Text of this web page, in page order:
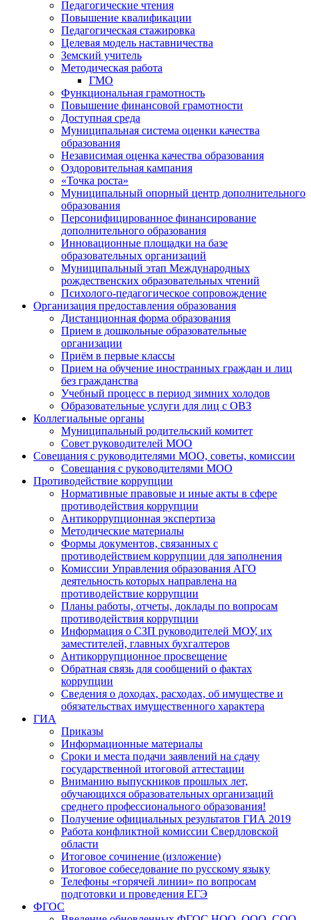
Педагогические чтения
Повышение квалификации
Педагогическая стажировка
Целевая модель наставничества
Земский учитель
Методическая работа
ГМО
Функциональная грамотность
Повышение финансовой грамотности
Доступная среда
Муниципальная система оценки качества
образования
Независимая оценка качества образования
Оздоровительная кампания
«Точка роста»
Муниципальный опорный центр дополнительного
образования
Персонифицированное финансирование
дополнительного образования
Инновационные площадки на базе
образовательных организаций
Муниципальный этап Международных
рождественских образовательных чтений
Психолого-педагогическое сопровождение
Организация предоставления образования
Дистанционная форма образования
Прием в дошкольные образовательные
организации
Приём в первые классы
Прием на обучение иностранных граждан и лиц
без гражданства
Учебный процесс в период зимних холодов
Образовательные услуги для лиц с ОВЗ
Коллегиальные органы
Муниципальный родительский комитет
Совет руководителей МОО
Совещания с руководителями МОО, советы, комиссии
Совещания с руководителями МОО
Противодействие коррупции
Нормативные правовые и иные акты в сфере
противодействия коррупции
Антикоррупционная экспертиза
Методические материалы
Формы документов, связанных с
противодействием коррупции для заполнения
Комиссии Управления образования АГО
деятельность которых направлена на
противодействие коррупции
Планы работы, отчеты, доклады по вопросам
противодействия коррупции
Информация о СЗП руководителей МОУ, их
заместителей, главных бухгалтеров
Антикоррупционное просвещение
Обратная связь для сообщений о фактах
коррупции
Сведения о доходах, расходах, об имуществе и
обязательствах имущественного характера
ГИА
Приказы
Информационные материалы
Сроки и места подачи заявлений на сдачу
государственной итоговой аттестации
Вниманию выпускников прошлых лет,
обучающихся образовательных организаций
среднего профессионального образования!
Получение официальных результатов ГИА 2019
Работа конфликтной комиссии Свердловской
области
Итоговое сочинение (изложение)
Итоговое собеседование по русскому языку
Телефоны «горячей линии» по вопросам
подготовки и проведения ЕГЭ
ФГОС